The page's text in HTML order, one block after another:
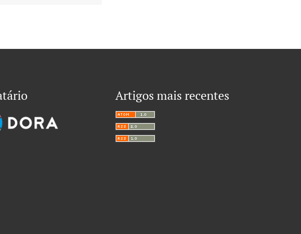
Artigos mais recentes